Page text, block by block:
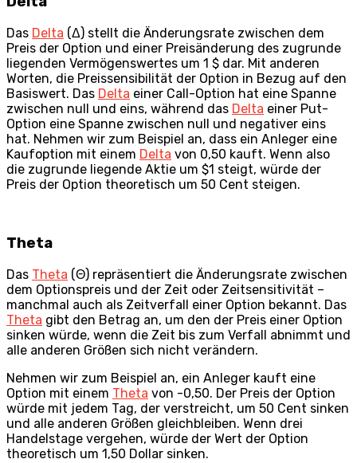
Das Delta (Δ) stellt die Änderungsrate zwischen dem
Preis der Option und einer Preisänderung des zugrunde
liegenden Vermögenswertes um 1 $ dar. Mit anderen
Worten, die Preissensibilität der Option in Bezug auf den
Basiswert. Das Delta einer Call-Option hat eine Spanne
zwischen null und eins, während das Delta einer Put-
Option eine Spanne zwischen null und negativer eins
hat. Nehmen wir zum Beispiel an, dass ein Anleger eine
Kaufoption mit einem Delta von 0,50 kauft. Wenn also
die zugrunde liegende Aktie um $1 steigt, würde der
Preis der Option theoretisch um 50 Cent steigen.
Theta
Das Theta (Θ) repräsentiert die Änderungsrate zwischen
dem Optionspreis und der Zeit oder Zeitsensitivität –
manchmal auch als Zeitverfall einer Option bekannt. Das
Theta gibt den Betrag an, um den der Preis einer Option
sinken würde, wenn die Zeit bis zum Verfall abnimmt und
alle anderen Größen sich nicht verändern.
Nehmen wir zum Beispiel an, ein Anleger kauft eine
Option mit einem Theta von -0,50. Der Preis der Option
würde mit jedem Tag, der verstreicht, um 50 Cent sinken
und alle anderen Größen gleichbleiben. Wenn drei
Handelstage vergehen, würde der Wert der Option
theoretisch um 1,50 Dollar sinken.